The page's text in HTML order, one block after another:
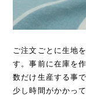
ご注文ごとに生地
す。事前に在庫を
数だけ生産する事
少し時間がかかっ